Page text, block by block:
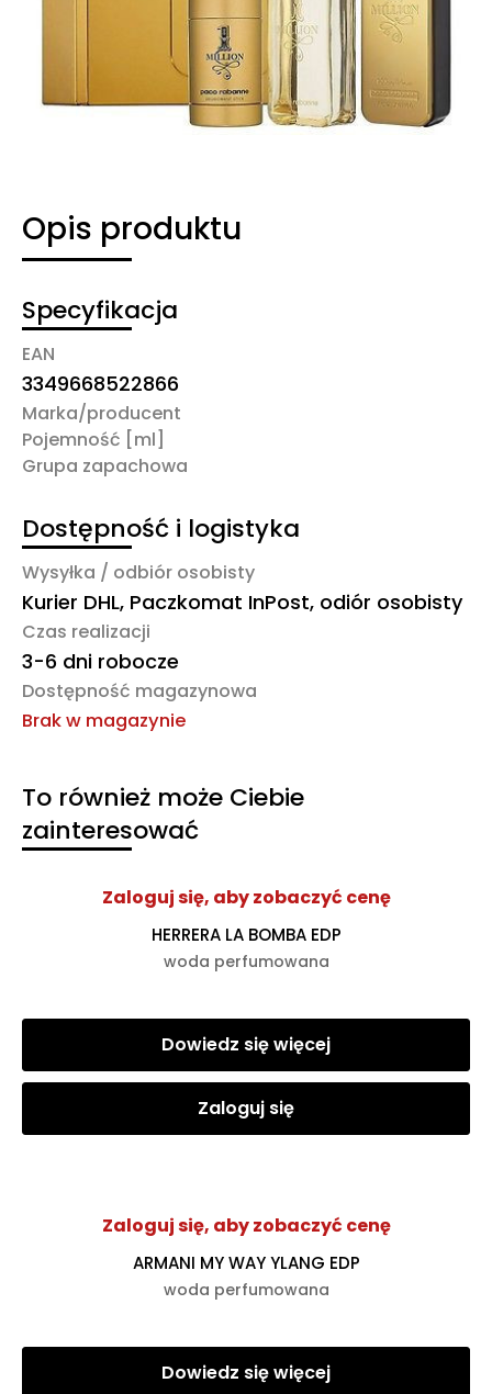
Opis produktu
Specyfikacja
EAN
3349668522866
Marka/producent
Pojemność [ml]
Grupa zapachowa
Dostępność i logistyka
Wysyłka / odbiór osobisty
Kurier DHL, Paczkomat InPost, odiór osobisty
Czas realizacji
3-6 dni robocze
Dostępność magazynowa
Brak w magazynie
To również może Ciebie
zainteresować
Zaloguj się, aby zobaczyć cenę
HERRERA LA BOMBA EDP
woda perfumowana
Dowiedz się więcej
Zaloguj się
Zaloguj się, aby zobaczyć cenę
ARMANI MY WAY YLANG EDP
woda perfumowana
Dowiedz się więcej